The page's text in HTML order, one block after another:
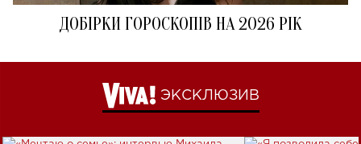
ДОБІРКИ ГОРОСКОПІВ НА 2026 РІК
ЭКСКЛЮЗИВ